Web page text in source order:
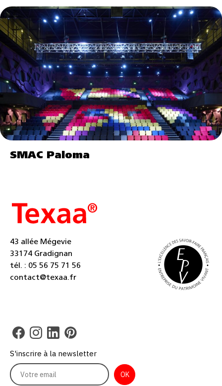
SMAC Paloma
43 allée Mégevie
33174 Gradignan
tél. : 05 56 75 71 56
contact@texaa.fr
S'inscrire à la newsletter